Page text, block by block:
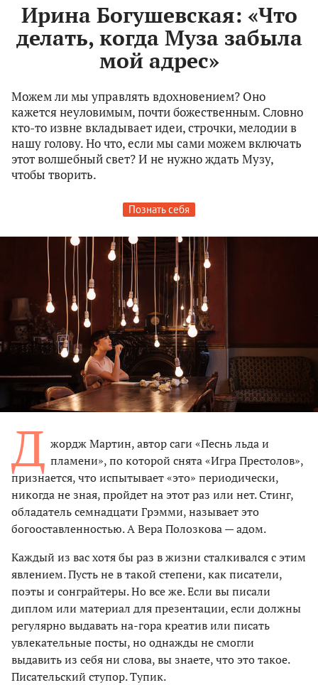
Ирина Богушевская: «Что
делать, когда Муза забыла
мой адрес»
Можем ли мы управлять вдохновением? Оно
кажется неуловимым, почти божественным. Словно
кто-то извне вкладывает идеи, строчки, мелодии в
нашу голову. Но что, если мы сами можем включать
этот волшебный свет? И не нужно ждать Музу,
чтобы творить.
Познать себя
Д жордж Мартин, автор саги «Песнь льда и
пламени», по которой снята «Игра Престолов»,
признается, что испытывает «это» периодически,
никогда не зная, пройдет на этот раз или нет. Стинг,
обладатель семнадцати Грэмми, называет это
богооставленностью. А Вера Полозкова — адом.
Каждый из вас хотя бы раз в жизни сталкивался с этим
явлением. Пусть не в такой степени, как писатели,
поэты и сонграйтеры. Но все же. Если вы писали
диплом или материал для презентации, если должны
регулярно выдавать на-гора креатив или писать
увлекательные посты, но однажды не смогли
выдавить из себя ни слова, вы знаете, что это такое.
Писательский ступор. Тупик.